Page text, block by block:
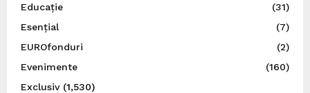
Educație
(31)
Esențial
(7)
EUROfonduri
(2)
Evenimente
(160)
Exclusiv(1,530)